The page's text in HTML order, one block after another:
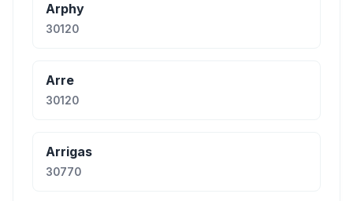
Arphy
30120
Arre
30120
Arrigas
30770